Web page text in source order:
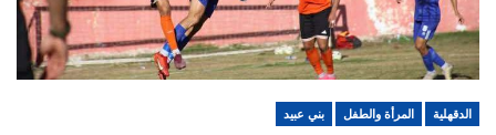
الدقهلية المرأة والطفل بني عبيد